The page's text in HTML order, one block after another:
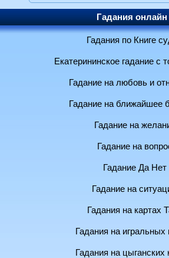
Гадания онлайн
Гадания по Книге
Екатерининское гадание с
Гадание на любовь и
Гадание на ближайшее
Гадание на
Гадание на
Гадание Да Нет
Гадание на
Гадания на картах
Гадания на игральных
Гадания на цыганских